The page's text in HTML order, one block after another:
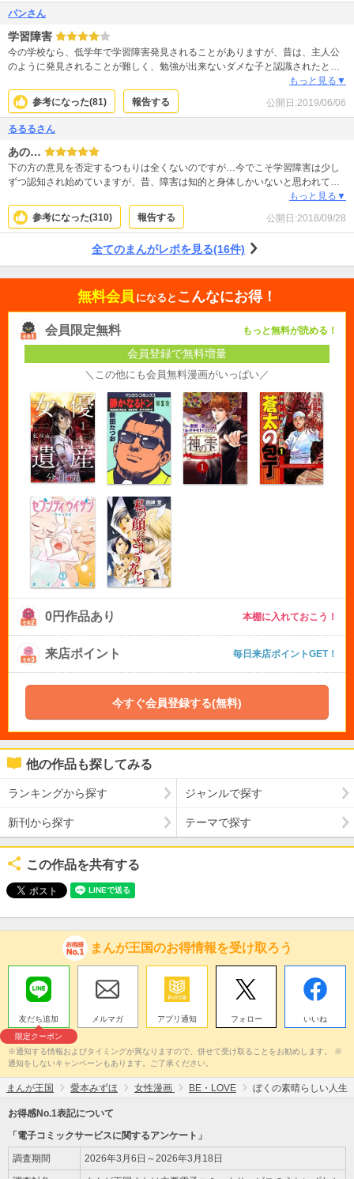
パンさん
学習障害
今の学校なら、低学年で学習障害発見されることがありますが、昔は、主人公
のように発見されることが難しく、勉強が出来ないダメな子と認識されたと思
います。簡単に低学年で発見されるはずと口にしないほうがいいと思います。
昔は、障害と認識された人の方が少ないですよ。
もっと見る▼
参考になった(81) 報告する 公開日:2019/06/06
るるるさん
あの…
下の方の意見を否定するつもりは全くないのですが…今でこそ学習障害は少し
ずつ認知され始めていますが、昔、障害は知的と身体しかいないと思われてい
た時代もありました。現に私がそうで、私も学習障害と発達障害があるのです
が、病院でちゃんと診断されたのが25歳です。それまで、ちょっと変な子、頭
の悪い子としか言われませんでした。 私も読み書きが苦手で勉強が理解できな
ない？と言われますが、実際に書くのとスマホで文字を打つのは別です。でも
世の中のこの障害の認知度はそんなものなのだなと思います。 こういう言い方
をすると語弊があると思いますが、身体や知的障害の方は障害が見て分かりや
すいと思います。でも目に見えるものだけが障害じゃないことを、苦しんでる
人がいることをもっと世の中の人たちに知ってほしいです。
もっと見る▼
参考になった(310) 報告する 公開日:2018/09/28
全てのまんがレポを見る(16件)
無料会員 になると こんなにお得！
会員限定無料 もっと無料が読める！
会員登録で無料増量
＼この他にも会員無料漫画がいっぱい／
0円作品あり 本棚に入れておこう！
来店ポイント 毎日来店ポイントGET！
今すぐ会員登録する(無料)
他の作品も探してみる
ランキングから探す ジャンルで探す
新刊から探す テーマで探す
この作品を共有する
まんが王国のお得情報を受け取ろう
友だち追加
限定クーポン
メルマガ アプリ通知 フォロー いいね
※通知する情報およびタイミングが異なりますので、併せて受け取ることをお勧めします。 ※
通知をしないキャンペーンもあります。ご了承ください。
まんが王国 愛本みずほ 女性漫画 BE・LOVE ぼくの素晴らしい人生
お得感No.1表記について
「電子コミックサービスに関するアンケート」
調査期間 2026年3月6日～2026年3月18日